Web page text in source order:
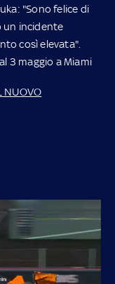
"Sono felice di
un incidente
così elevata".
3 maggio a Miami
NUOVO